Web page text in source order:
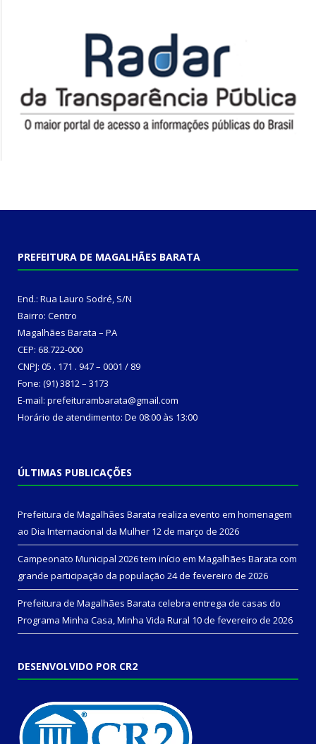
PREFEITURA DE MAGALHÃES BARATA
End.: Rua Lauro Sodré, S/N
Bairro: Centro
Magalhães Barata – PA
CEP: 68.722-000
CNPJ: 05 . 171 . 947 – 0001 / 89
Fone: (91) 3812 – 3173
E-mail: prefeiturambarata@gmail.com
Horário de atendimento: De 08:00 às 13:00
ÚLTIMAS PUBLICAÇÕES
Prefeitura de Magalhães Barata realiza evento em homenagem
ao Dia Internacional da Mulher 12 de março de 2026
Campeonato Municipal 2026 tem início em Magalhães Barata com
grande participação da população 24 de fevereiro de 2026
Prefeitura de Magalhães Barata celebra entrega de casas do
Programa Minha Casa, Minha Vida Rural 10 de fevereiro de 2026
DESENVOLVIDO POR CR2